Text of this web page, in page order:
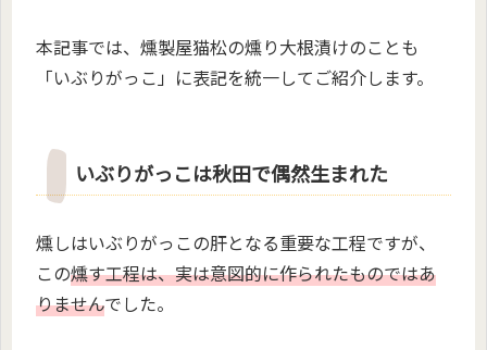
本記事では、燻製屋猫松の燻り大根漬けのことも
「いぶりがっこ」に表記を統一してご紹介します。
いぶりがっこは秋田で偶然生まれた
燻しはいぶりがっこの肝となる重要な工程ですが、
この燻す工程は、実は意図的に作られたものではあ
りませんでした。